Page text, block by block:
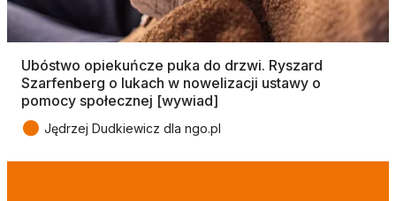
Ubóstwo opiekuńcze puka do drzwi. Ryszard
Szarfenberg o lukach w nowelizacji ustawy o
pomocy społecznej [wywiad]
● Jędrzej Dudkiewicz dla ngo.pl